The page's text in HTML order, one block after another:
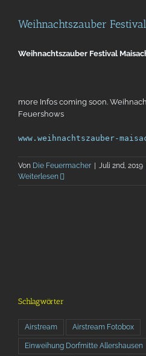
Weihnachtszauber
Weihnachtszauber Festival
more Infos coming soon.
Feuershows
www.weihnachtszauber-
Von Die Feuermacher | Juli 2nd, 2019
Weiterlesen
Schlagwörter
Airstream Airstream Fotobox
Einweihung Dorfmitte Allershausen